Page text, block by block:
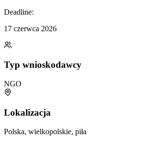
Deadline:
17 czerwca 2026
Typ wnioskodawcy
NGO
Lokalizacja
Polska, wielkopolskie, piła